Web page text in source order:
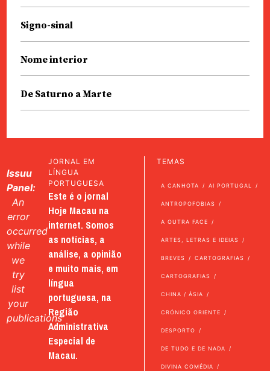
Signo-sinal
Nome interior
De Saturno a Marte
Issuu
Panel:
An
error
occurred
while
we
try
list
your
publications
JORNAL EM
LÍNGUA
PORTUGUESA
Este é o jornal
Hoje Macau na
internet. Somos
as notícias, a
análise, a opinião
e muito mais, em
língua
portuguesa, na
Região
Administrativa
Especial de
Macau.
TEMAS
A CANHOTA AI PORTUGAL
ANTROPOFOBIAS
A OUTRA FACE
ARTES, LETRAS E IDEIAS
BREVES CARTOGRAFIAS
CARTOGRAFIAS
CHINA / ÁSIA
CRÓNICO ORIENTE
DESPORTO
DE TUDO E DE NADA
DIVINA COMÉDIA